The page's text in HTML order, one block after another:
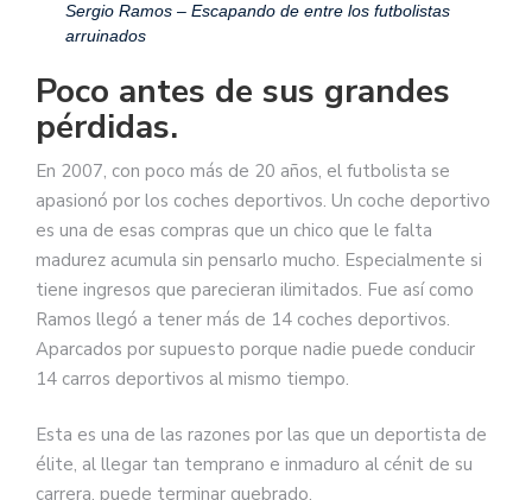
Sergio Ramos – Escapando de entre los futbolistas
arruinados
Poco antes de sus grandes
pérdidas.
En 2007, con poco más de 20 años, el futbolista se
apasionó por los coches deportivos. Un coche deportivo
es una de esas compras que un chico que le falta
madurez acumula sin pensarlo mucho. Especialmente si
tiene ingresos que parecieran ilimitados. Fue así como
Ramos llegó a tener más de 14 coches deportivos.
Aparcados por supuesto porque nadie puede conducir
14 carros deportivos al mismo tiempo.
Esta es una de las razones por las que un deportista de
élite, al llegar tan temprano e inmaduro al cénit de su
carrera, puede terminar quebrado.